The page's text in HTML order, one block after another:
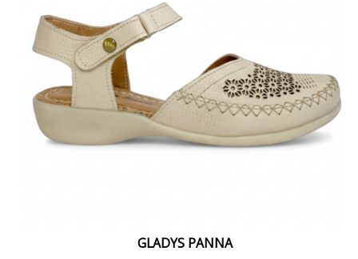
PLATINO
GLITTER ROSE
TURQUESA
MANZANA
FLORAL
GLADYS PANNA